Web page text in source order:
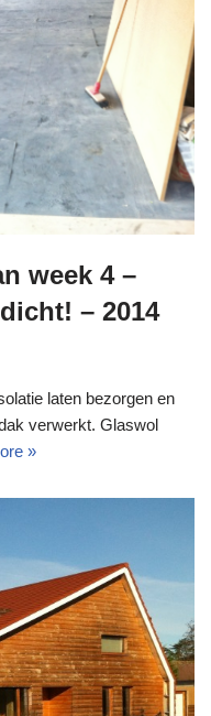
week 4 –
– 2014
laten bezorgen en
verwerkt. Glaswol
»